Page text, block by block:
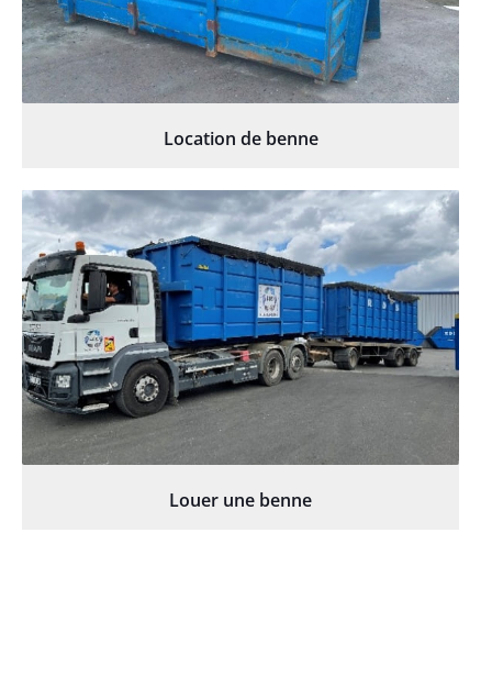
Location de benne
Louer une benne